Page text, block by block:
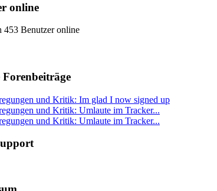
online
453 Benutzer online
Forenbeiträge
und Kritik: Im glad I now signed up
und Kritik: Umlaute im Tracker...
und Kritik: Umlaute im Tracker...